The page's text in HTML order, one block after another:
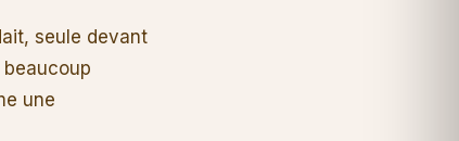
seule devant
une